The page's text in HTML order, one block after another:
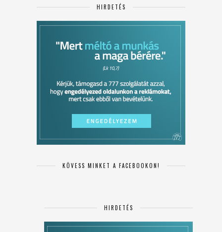
HIRDETÉS
KÖVESS MINKET A FACEBOOKON!
HIRDETÉS